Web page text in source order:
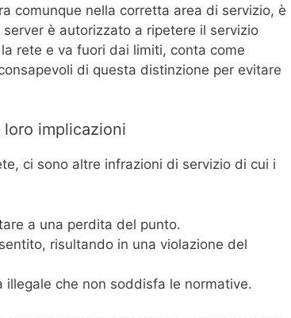
comunque nella corretta area di servizio, è
è autorizzato a ripetere il servizio
rete e va fuori dai limiti, conta come
di questa distinzione per evitare
implicazioni
ci sono altre infrazioni di servizio di cui i
a una perdita del punto.
risultando in una violazione del
che non soddisfa le normative.